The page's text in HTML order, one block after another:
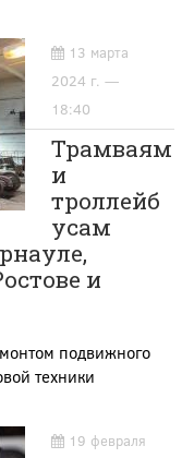
13 марта
2024 г. —
18:40
Трамваям
и
троллейб
усам
и
подвижного
техники
19 февраля